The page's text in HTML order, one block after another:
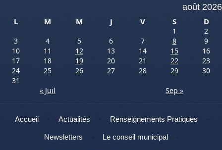
août 2026
L
M M J V S D
1
2
3
4 5 6 7 8
9
10
11 12 13 14 15
16
17
18 19 20 21 22
23
24
25 26 27 28 29
30
31
« Juil
Sep »
Menu
Aller au contenu
Accueil Actualités Renseignements Pratiques
Newsletters Le conseil municipal